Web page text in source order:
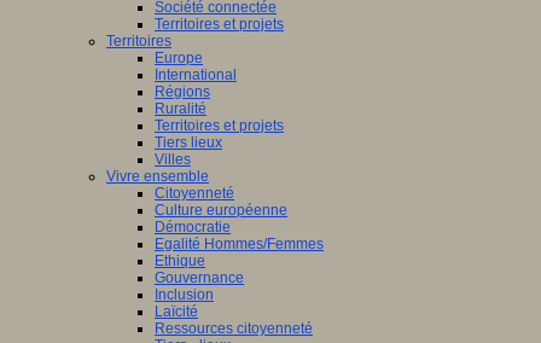
Société connectée
Territoires et projets
Territoires
Europe
International
Régions
Ruralité
Territoires et projets
Tiers lieux
Villes
Vivre ensemble
Citoyenneté
Culture européenne
Démocratie
Egalité Hommes/Femmes
Ethique
Gouvernance
Inclusion
Laïcité
Ressources citoyenneté